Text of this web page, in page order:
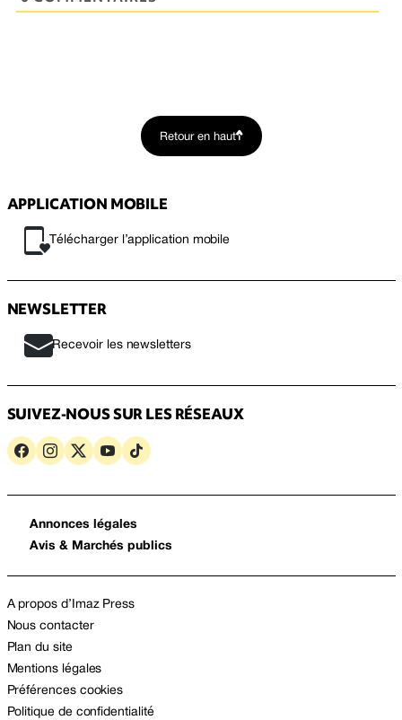
Retour en haut
APPLICATION MOBILE
Télécharger l’application mobile
NEWSLETTER
Recevoir les newsletters
SUIVEZ-NOUS SUR LES RÉSEAUX
Annonces légales
Avis & Marchés publics
A propos d’Imaz Press
Nous contacter
Plan du site
Mentions légales
Préférences cookies
Politique de confidentialité